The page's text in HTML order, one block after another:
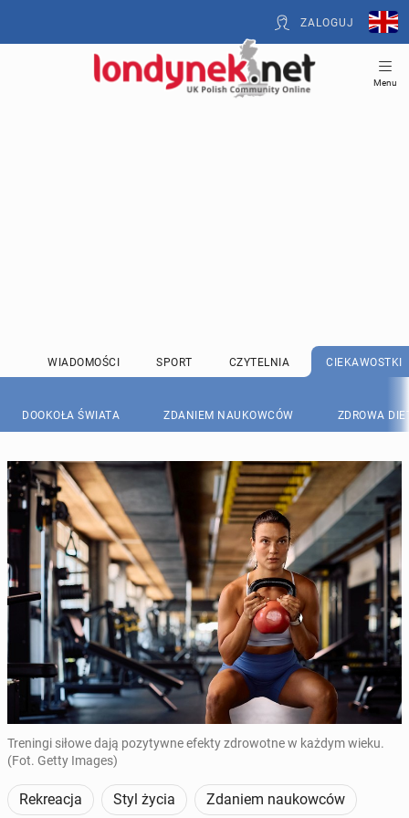
ZALOGUJ
Menu
WIADOMOŚCI SPORT CZYTELNIA CIEKAWOSTKI
DOOKOŁA ŚWIATA ZDANIEM NAUKOWCÓW ZDROWA
Treningi siłowe dają pozytywne efekty zdrowotne w każdym wieku.
(Fot. Getty Images)
Rekreacja Styl życia Zdaniem naukowców